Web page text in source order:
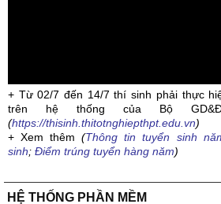
+ Từ 02/7 đến 14/7 thí sinh phải thực
trên hệ thống của Bộ
(https://thisinh.thitotnghiepthpt.edu.vn)
+ Xem thêm(Thông tin tuyển sinh
sinh; Điểm trúng tuyển hàng năm)
HỆ THỐNG PHẦN MỀM